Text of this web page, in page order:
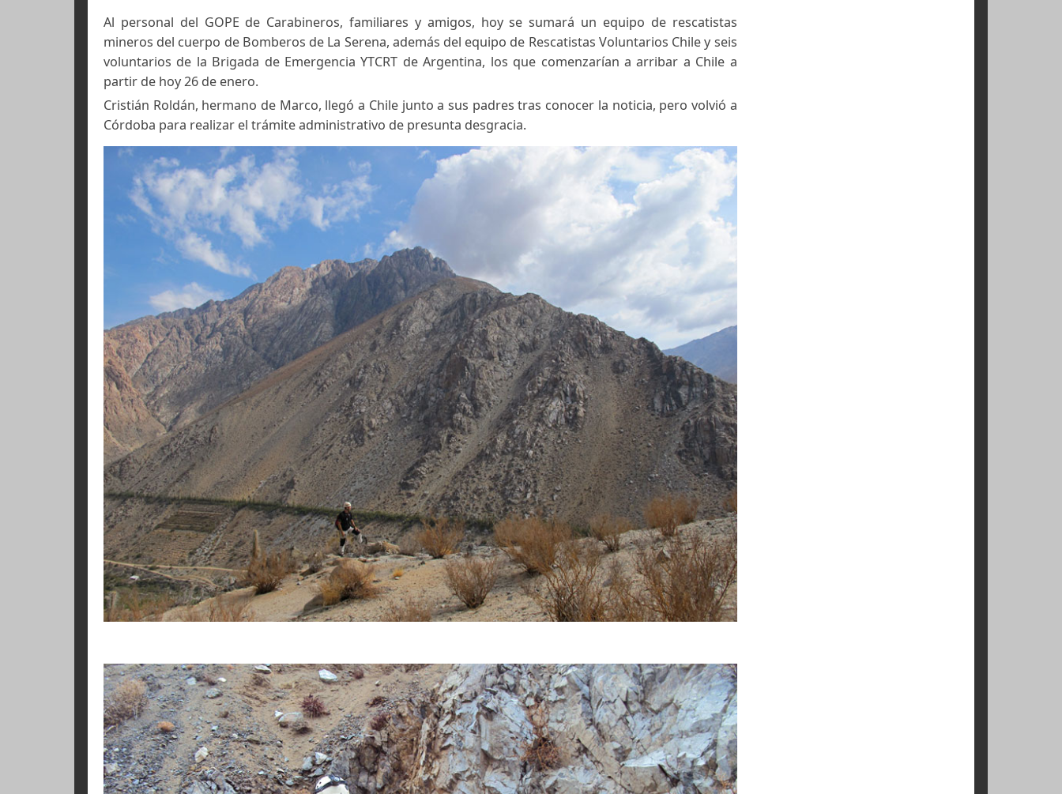
Al personal del GOPE de Carabineros, familiares y amigos, hoy se sumará un equipo de rescatistas
mineros del cuerpo de Bomberos de La Serena, además del equipo de Rescatistas Voluntarios Chile y seis
voluntarios de la Brigada de Emergencia YTCRT de Argentina, los que comenzarían a arribar a Chile a
partir de hoy 26 de enero.
Cristián Roldán, hermano de Marco, llegó a Chile junto a sus padres tras conocer la noticia, pero volvió a
Córdoba para realizar el trámite administrativo de presunta desgracia.